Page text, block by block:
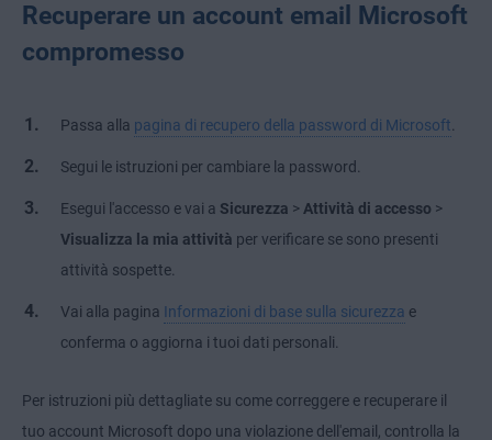
Recuperare un account email Microsoft
compromesso
Passa alla pagina di recupero della password di Microsoft.
Segui le istruzioni per cambiare la password.
Esegui l'accesso e vai a Sicurezza > Attività di accesso >
Visualizza la mia attività per verificare se sono presenti
attività sospette.
Vai alla pagina Informazioni di base sulla sicurezza e
conferma o aggiorna i tuoi dati personali.
Per istruzioni più dettagliate su come correggere e recuperare il
tuo account Microsoft dopo una violazione dell'email, controlla la